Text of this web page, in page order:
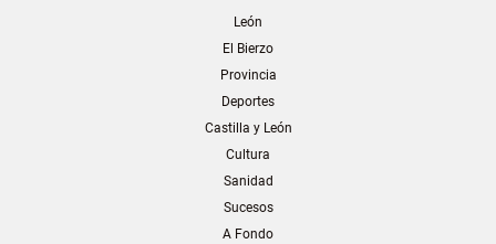
León
El Bierzo
Provincia
Deportes
Castilla y León
Cultura
Sanidad
Sucesos
A Fondo